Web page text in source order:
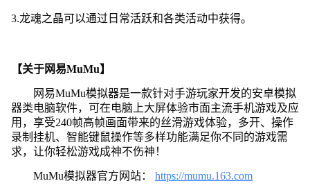
3.龙魂之晶可以通过日常活跃和各类活动中获得。
【关于网易MuMu】
网易MuMu模拟器是一款针对手游玩家开发的安卓模拟
器类电脑软件，可在电脑上大屏体验市面主流手机游戏及应
用，享受240帧高帧画面带来的丝滑游戏体验，多开、操作
录制挂机、智能键鼠操作等多样功能满足你不同的游戏需
求，让你轻松游戏成神不伤神！
MuMu模拟器官方网站： https://mumu.163.com